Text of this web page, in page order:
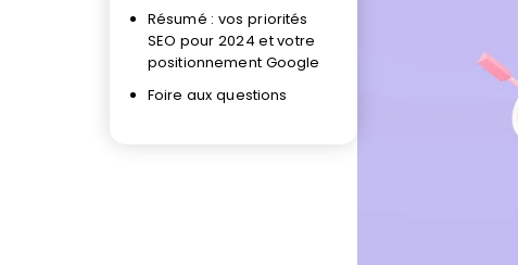
Résumé : vos priorités
SEO pour 2024 et votre
positionnement Google
Foire aux questions